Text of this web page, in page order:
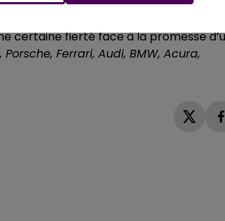
certaine fierté face à la promesse
Ferrari, Audi, BMW, Acura,